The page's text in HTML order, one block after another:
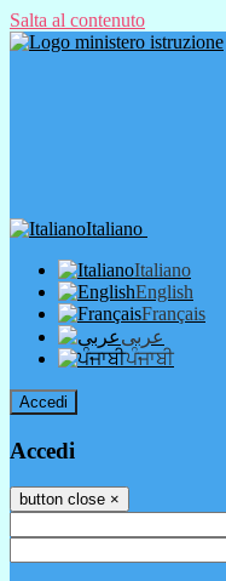
Salta al contenuto
Italiano
Italiano
English
Français
عربى
ਪੰਜਾਬੀ
Accedi
Accedi
button close ×